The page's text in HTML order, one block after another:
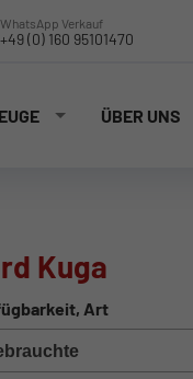
WhatsApp Verkauf
+49 (0) 160 95101470
ÜBER UNS
Kuga
Art